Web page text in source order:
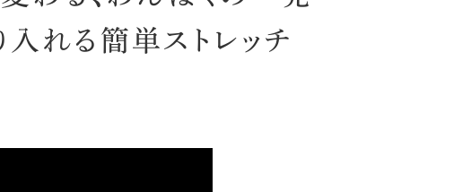
れる簡単ストレッチ